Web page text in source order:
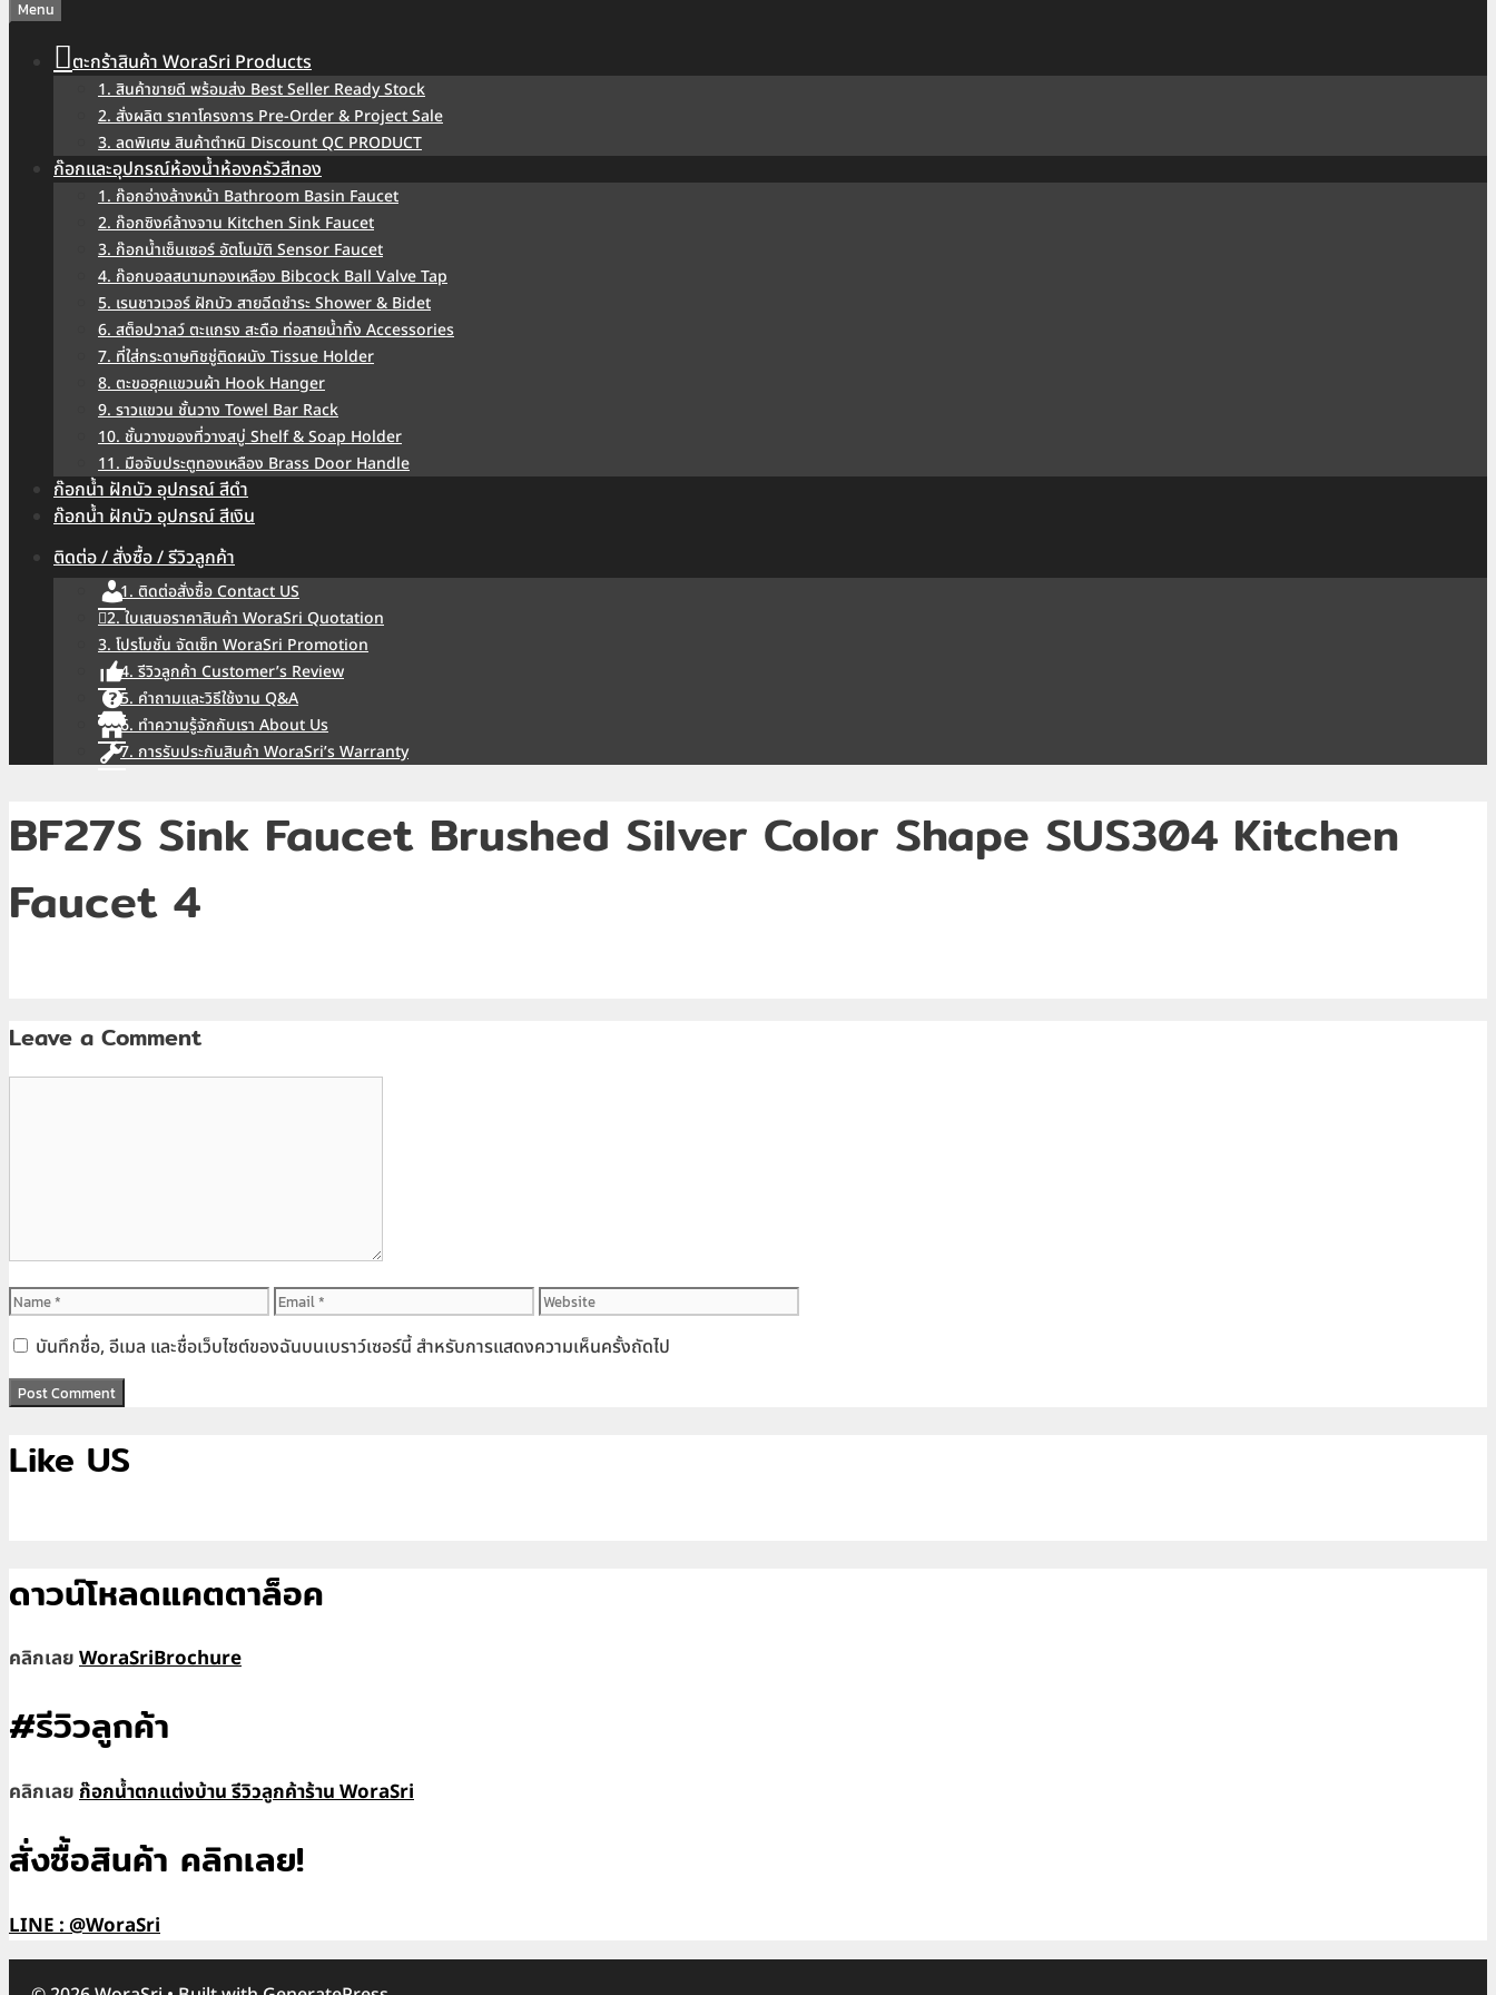
Menu
ตะกร้าสินค้า WoraSri Products
1. สินค้าขายดี พร้อมส่ง Best Seller Ready Stock
2. สั่งผลิต ราคาโครงการ Pre-Order & Project Sale
3. ลดพิเศษ สินค้าตำหนิ Discount QC PRODUCT
ก๊อกและอุปกรณ์ห้องน้ำห้องครัวสีทอง
1. ก๊อกอ่างล้างหน้า Bathroom Basin Faucet
2. ก๊อกซิงค์ล้างจาน Kitchen Sink Faucet
3. ก๊อกน้ำเซ็นเซอร์ อัตโนมัติ Sensor Faucet
4. ก๊อกบอลสนามทองเหลือง Bibcock Ball Valve Tap
5. เรนชาวเวอร์ ฝักบัว สายฉีดชำระ Shower & Bidet
6. สต็อปวาลว์ ตะแกรง สะดือ ท่อสายน้ำทิ้ง Accessories
7. ที่ใส่กระดาษทิชชู่ติดผนัง Tissue Holder
8. ตะขอฮุคแขวนผ้า Hook Hanger
9. ราวแขวน ชั้นวาง Towel Bar Rack
10. ชั้นวางของที่วางสบู่ Shelf & Soap Holder
11. มือจับประตูทองเหลือง Brass Door Handle
ก๊อกน้ำ ฝักบัว อุปกรณ์ สีดำ
ก๊อกน้ำ ฝักบัว อุปกรณ์ สีเงิน
ติดต่อ / สั่งซื้อ / รีวิวลูกค้า
1. ติดต่อสั่งซื้อ Contact US
2. ใบเสนอราคาสินค้า WoraSri Quotation
3. โปรโมชั่น จัดเซ็ท WoraSri Promotion
4. รีวิวลูกค้า Customer’s Review
5. คำถามและวิธีใช้งาน Q&A
6. ทำความรู้จักกับเรา About Us
7. การรับประกันสินค้า WoraSri’s Warranty
BF27S Sink Faucet Brushed Silver Color Shape SUS304 Kitchen
Faucet 4
Leave a Comment
Name Email
Website
บันทึกชื่อ, อีเมล และชื่อเว็บไซต์ของฉันบนเบราว์เซอร์นี้ สำหรับการแสดงความเห็นครั้งถัดไป
Like US
ดาวน์โหลดแคตตาล็อค
คลิกเลยWoraSriBrochure
#รีวิวลูกค้า
คลิกเลยก๊อกน้ำตกแต่งบ้าน รีวิวลูกค้าร้าน WoraSri
สั่งซื้อสินค้า คลิกเลย!
LINE : @WoraSri